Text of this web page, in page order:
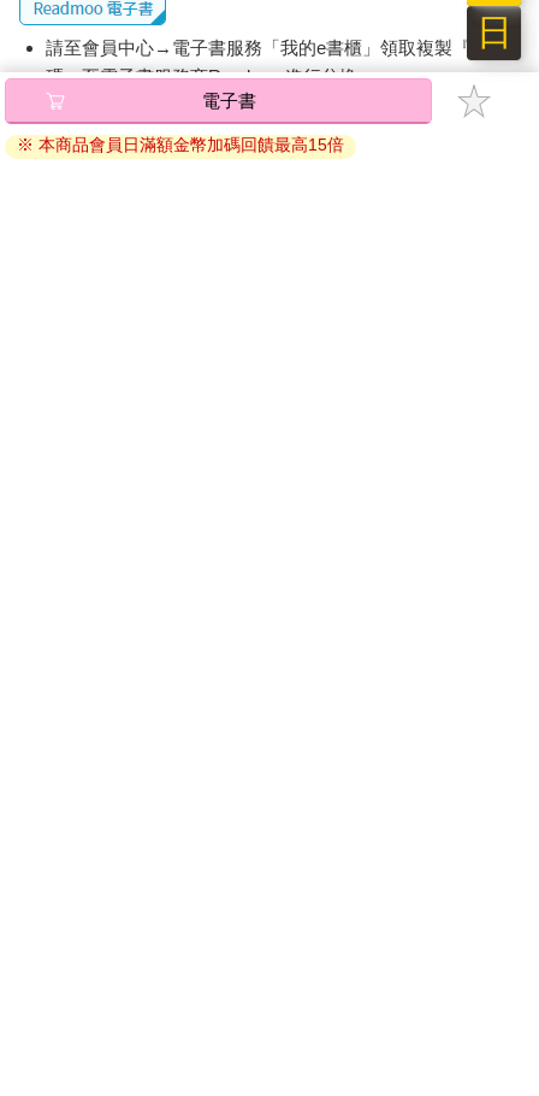
★ 沒有衝突的世界
如果沒有衝突，我們今天會是何種光景呢？這麼說吧，人們生怕
違背當今一些主流的說法，反而使得令人不安的單方面意見逐漸
形成。許多原本聰明和善意的領導人與媒體權威人士似乎已經忘
記，在國會殿堂、投票以及政治和社會運動中產生的激烈衝突，
請至會員中心→電子書服務「我的e書櫃」領取複製『兌換
碼』至電子書服務商Readmoo進行兌換。
退換貨須知：
因版權保護，您在金石堂所購買的電子書僅能以金石堂專屬
電子書
※ 本商品會員日滿額金幣加碼回饋最高15倍
日